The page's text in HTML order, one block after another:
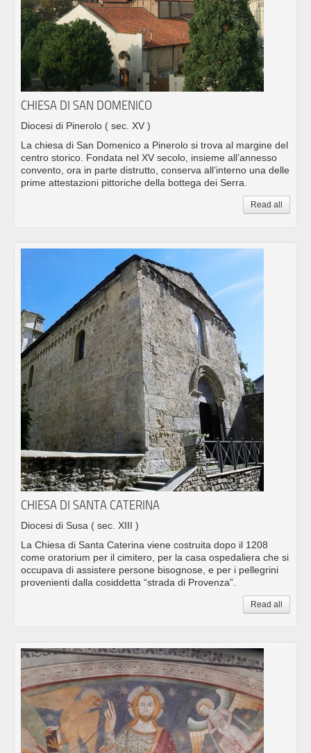
CHIESA DI SAN DOMENICO
Diocesi di Pinerolo ( sec. XV )
La chiesa di San Domenico a Pinerolo si trova al margine del
centro storico. Fondata nel XV secolo, insieme all’annesso
convento, ora in parte distrutto, conserva all’interno una delle
prime attestazioni pittoriche della bottega dei Serra.
Read all
CHIESA DI SANTA CATERINA
Diocesi di Susa ( sec. XIII )
La Chiesa di Santa Caterina viene costruita dopo il 1208
come oratorium per il cimitero, per la casa ospedaliera che si
occupava di assistere persone bisognose, e per i pellegrini
provenienti dalla cosiddetta “strada di Provenza”.
Read all